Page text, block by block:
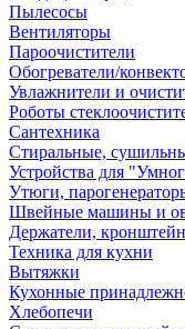
Пылесосы
Вентиляторы
Пароочистители
Обогреватели/
Увлажнители и
Роботы
Сантехника
Стиральные,
Устройства для
Утюги,
Швейные машины и
Держатели,
Техника для кухни
Вытяжки
Кухонные
Хлебопечи